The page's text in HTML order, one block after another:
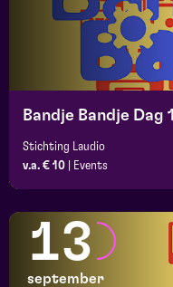
Bandje Bandje Dag 1
Stichting Laudio
v.a. € 10
Events
13
september